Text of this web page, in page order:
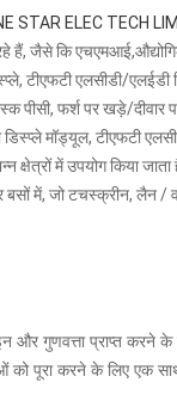
STAR ELEC TECH
रहे हैं, जैसे कि
टीएफटी एलसीडी/एलईडी
पीसी, फर्श पर खड़े/दीवार
मॉड्यूल, टीएफटी
में उपयोग किया
में, जो टचस्क्रीन, लैन /
गुणवत्ता प्राप्त करने के
को पूरा करने के लिए एक